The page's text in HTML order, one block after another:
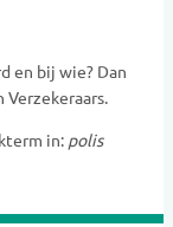
en bij wie? Dan
Verzekeraars.
in: polis